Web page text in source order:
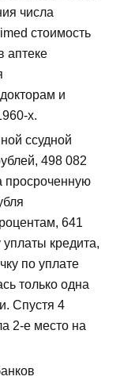
числа
стоимость
аптеке
и
х.
ссудной
498 082
просроченную
641
уплаты кредита,
по уплате
только одна
Спустя 4
2-е место на